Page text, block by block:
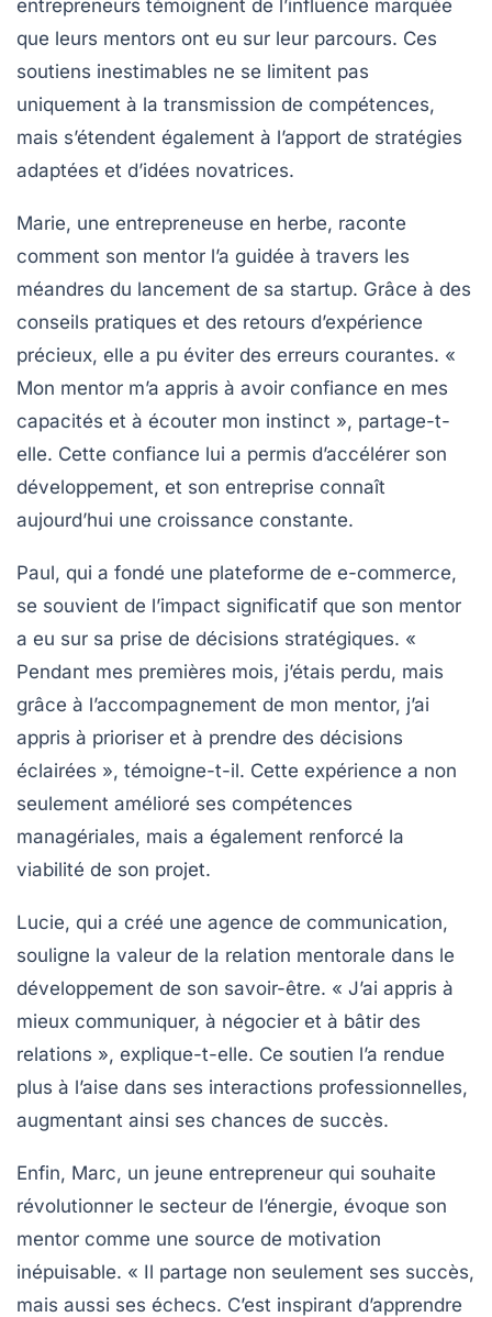
entrepreneurs témoignent de l’influence marquée
que leurs mentors ont eu sur leur parcours. Ces
soutiens inestimables ne se limitent pas
uniquement à la transmission de compétences,
mais s’étendent également à l’apport de stratégies
adaptées et d’idées novatrices.
Marie, une entrepreneuse en herbe, raconte
comment son mentor l’a guidée à travers les
méandres du lancement de sa startup. Grâce à des
conseils pratiques et des retours d’expérience
précieux, elle a pu éviter des erreurs courantes. «
Mon mentor m’a appris à avoir confiance en mes
capacités et à écouter mon instinct », partage-t-
elle. Cette confiance lui a permis d’accélérer son
développement, et son entreprise connaît
aujourd’hui une croissance constante.
Paul, qui a fondé une plateforme de e-commerce,
se souvient de l’impact significatif que son mentor
a eu sur sa prise de décisions stratégiques. «
Pendant mes premières mois, j’étais perdu, mais
grâce à l’accompagnement de mon mentor, j’ai
appris à prioriser et à prendre des décisions
éclairées », témoigne-t-il. Cette expérience a non
seulement amélioré ses compétences
managériales, mais a également renforcé la
viabilité de son projet.
Lucie, qui a créé une agence de communication,
souligne la valeur de la relation mentorale dans le
développement de son savoir-être. « J’ai appris à
mieux communiquer, à négocier et à bâtir des
relations », explique-t-elle. Ce soutien l’a rendue
plus à l’aise dans ses interactions professionnelles,
augmentant ainsi ses chances de succès.
Enfin, Marc, un jeune entrepreneur qui souhaite
révolutionner le secteur de l’énergie, évoque son
mentor comme une source de motivation
inépuisable. « Il partage non seulement ses succès,
mais aussi ses échecs. C’est inspirant d’apprendre